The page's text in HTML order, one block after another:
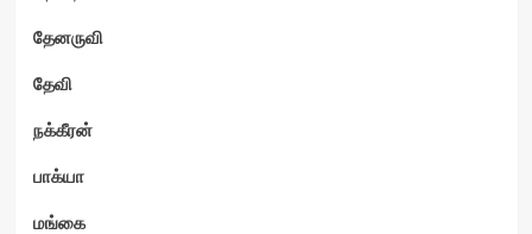
தேனருவி
தேவி
நக்கீரன்
பாக்யா
மங்கை